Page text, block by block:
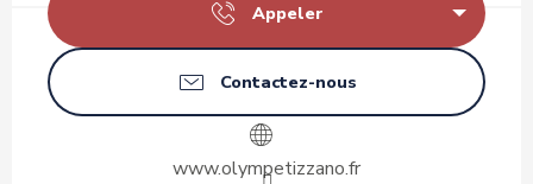
Appeler
Contactez-nous
www.olympetizzano.fr